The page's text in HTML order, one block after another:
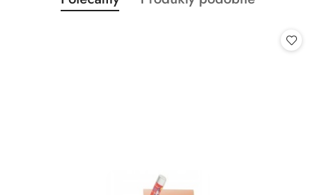
Pomiń karuzelę produktów
o